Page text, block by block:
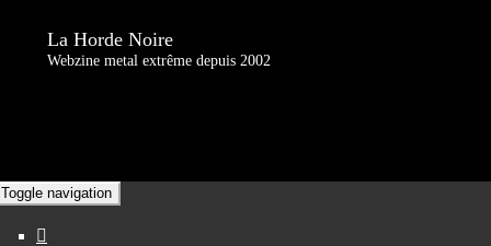
La Horde Noire
Webzine metal extrême depuis 2002
Toggle navigation